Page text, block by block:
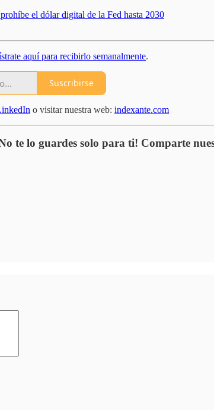
el dólar digital de la Fed hasta 2030
aquí para recibirlo semanalmente.
Suscribirse
o visitar nuestra web: indexante.com
te lo guardes solo para ti! Comparte